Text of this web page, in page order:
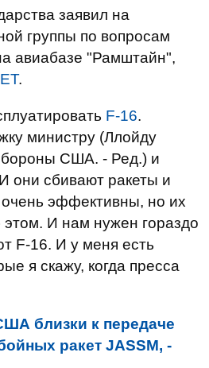
заявил на
группы по вопросам
авиабазе "Рамштайн",
.
F-16.
министру (Ллойду
США. - Ред.) и
они сбивают ракеты и
эффективны, но их
И нам нужен гораздо
F-16. И у меня есть
я скажу, когда пресса
близки к передаче
ракет JASSM, -